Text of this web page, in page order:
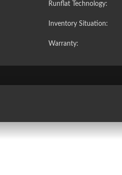
Runflat Technology:
Inventory Situation:
Warranty: